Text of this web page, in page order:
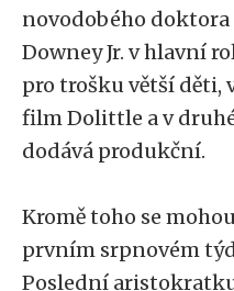
novodobého
Downey Jr. v hlavní
pro trošku větší děti,
film Dolittle a v
dodává produkční.
Kromě toho se
prvním srpnovém
Poslední